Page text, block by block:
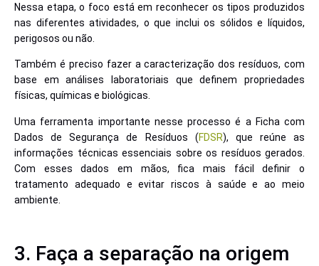
Nessa etapa, o foco está em reconhecer os tipos produzidos
nas diferentes atividades, o que inclui os sólidos e líquidos,
perigosos ou não.
Também é preciso fazer a caracterização dos resíduos, com
base em análises laboratoriais que definem propriedades
físicas, químicas e biológicas.
Uma ferramenta importante nesse processo é a Ficha com
Dados de Segurança de Resíduos (FDSR), que reúne as
informações técnicas essenciais sobre os resíduos gerados.
Com esses dados em mãos, fica mais fácil definir o
tratamento adequado e evitar riscos à saúde e ao meio
ambiente.
3. Faça a separação na origem